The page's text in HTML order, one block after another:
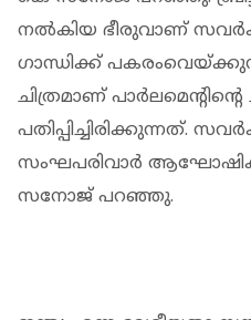
നല്‍കിയ ഭീരുവാണ്
ഗാന്ധിക്ക്
ചിത്രമാണ്
പതിപ്പിച്ചിരിക്കുന്നത്.
സംഘപരിവാര്‍
സനോജ് പറഞ്ഞു.